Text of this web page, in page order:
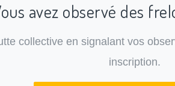
avez observé des
collective en signalant vos
inscription.